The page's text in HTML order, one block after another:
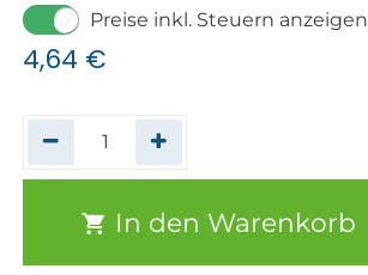
Preise inkl. Steuern anzeigen
4,64 €
In den Warenkorb